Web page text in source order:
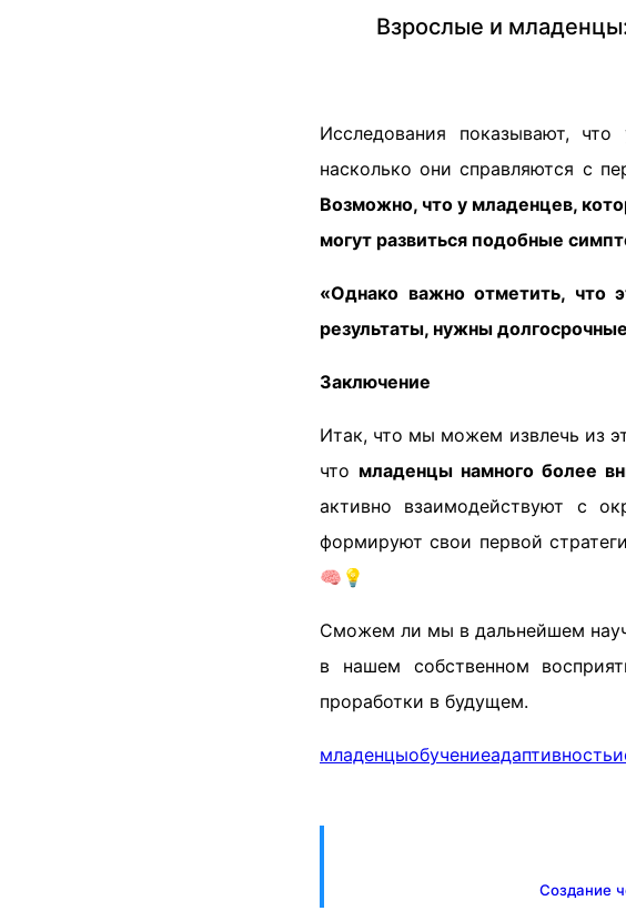
Взрослые и
Исследования показывают,
насколько они справляются с
Возможно, что у младенцев,
могут развиться подобные
«Однако важно отметить, что
результаты, нужны
Заключение
Итак, что мы можем извлечь из
что младенцы намного более
активно взаимодействуют с
формируют свои первой
🧠💡
Сможем ли мы в дальнейшем
в нашем собственном
проработки в будущем.
младенцыобучениеадаптивность
Создание